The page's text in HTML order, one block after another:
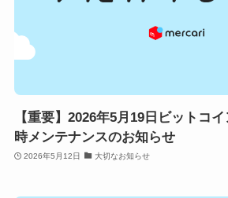
【重要】2026年5月19日ビットコ
時メンテナンスのお知らせ
2026年5月12日 大切なお知らせ